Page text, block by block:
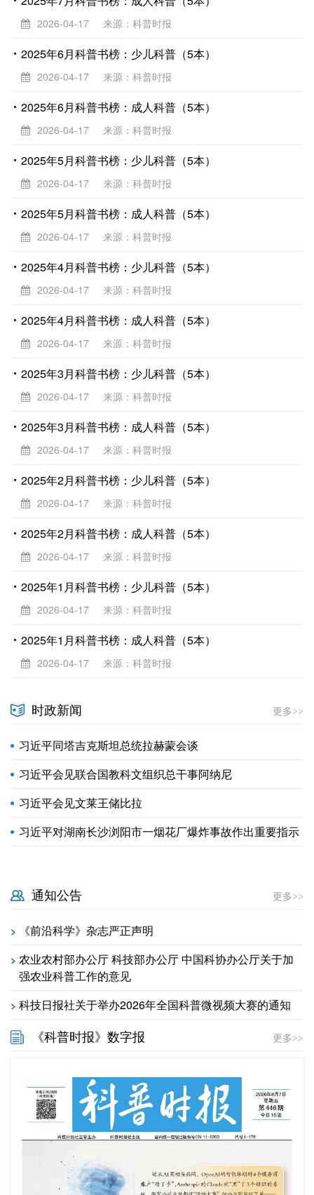
2026-04-17 来源：科普时报
2025年6月科普书榜：少儿科普（5本）
2026-04-17 来源：科普时报
2025年6月科普书榜：成人科普（5本）
2026-04-17 来源：科普时报
2025年5月科普书榜：少儿科普（5本）
2026-04-17 来源：科普时报
2025年5月科普书榜：成人科普（5本）
2026-04-17 来源：科普时报
2025年4月科普书榜：少儿科普（5本）
2026-04-17 来源：科普时报
2025年4月科普书榜：成人科普（5本）
2026-04-17 来源：科普时报
2025年3月科普书榜：少儿科普（5本）
2026-04-17 来源：科普时报
2025年3月科普书榜：成人科普（5本）
2026-04-17 来源：科普时报
2025年2月科普书榜：少儿科普（5本）
2026-04-17 来源：科普时报
2025年2月科普书榜：成人科普（5本）
2026-04-17 来源：科普时报
2025年1月科普书榜：少儿科普（5本）
2026-04-17 来源：科普时报
2025年1月科普书榜：成人科普（5本）
2026-04-17 来源：科普时报
时政新闻 更多>>
习近平同塔吉克斯坦总统拉赫蒙会谈
习近平会见联合国教科文组织总干事阿纳尼
习近平会见文莱王储比拉
习近平对湖南长沙浏阳市一烟花厂爆炸事故作出重要指示
通知公告 更多>>
> 《前沿科学》杂志严正声明
> 农业农村部办公厅 科技部办公厅 中国科协办公厅关于加
强农业科普工作的意见
> 科技日报社关于举办2026年全国科普微视频大赛的通知
《科普时报》数字报 更多>>